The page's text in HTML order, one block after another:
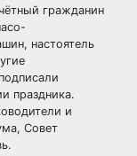
гражданин
настоятель
праздника.
и
Совет